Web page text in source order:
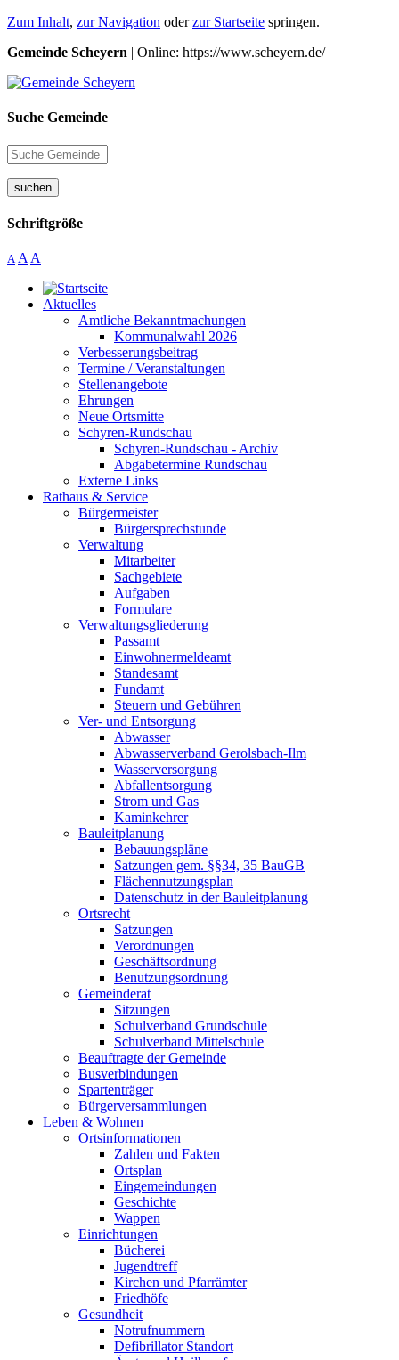
Zum Inhalt, zur Navigation oderzur Startseite springen.
Gemeinde Scheyern | Online: https://www.scheyern.de/
Suche Gemeinde
suchen
Schriftgröße
A A A
Aktuelles
Amtliche Bekanntmachungen
Kommunalwahl 2026
Verbesserungsbeitrag
Termine / Veranstaltungen
Stellenangebote
Ehrungen
Neue Ortsmitte
Schyren-Rundschau
Schyren-Rundschau - Archiv
Abgabetermine Rundschau
Externe Links
Rathaus & Service
Bürgermeister
Bürgersprechstunde
Verwaltung
Mitarbeiter
Sachgebiete
Aufgaben
Formulare
Verwaltungsgliederung
Passamt
Einwohnermeldeamt
Standesamt
Fundamt
Steuern und Gebühren
Ver- und Entsorgung
Abwasser
Abwasserverband Gerolsbach-Ilm
Wasserversorgung
Abfallentsorgung
Strom und Gas
Kaminkehrer
Bauleitplanung
Bebauungspläne
Satzungen gem. §§34, 35 BauGB
Flächennutzungsplan
Datenschutz in der Bauleitplanung
Ortsrecht
Satzungen
Verordnungen
Geschäftsordnung
Benutzungsordnung
Gemeinderat
Sitzungen
Schulverband Grundschule
Schulverband Mittelschule
Beauftragte der Gemeinde
Busverbindungen
Spartenträger
Bürgerversammlungen
Leben & Wohnen
Ortsinformationen
Zahlen und Fakten
Ortsplan
Eingemeindungen
Geschichte
Wappen
Einrichtungen
Bücherei
Jugendtreff
Kirchen und Pfarrämter
Friedhöfe
Gesundheit
Notrufnummern
Defibrillator Standort